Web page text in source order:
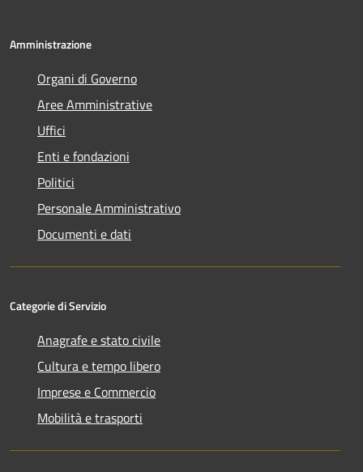
Amministrazione
Organi di Governo
Aree Amministrative
Uffici
Enti e fondazioni
Politici
Personale Amministrativo
Documenti e dati
Categorie di Servizio
Anagrafe e stato civile
Cultura e tempo libero
Imprese e Commercio
Mobilità e trasporti